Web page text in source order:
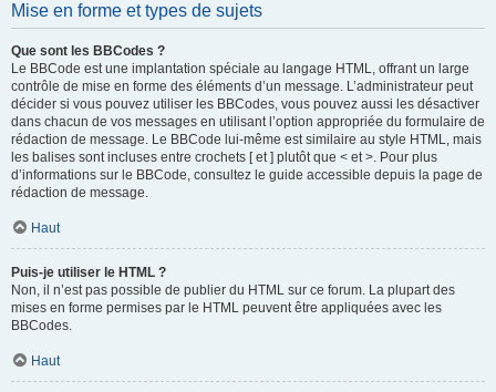
Mise en forme et types de sujets
Que sont les BBCodes ?
Le BBCode est une implantation spéciale au langage HTML, offrant un large
contrôle de mise en forme des éléments d’un message. L’administrateur peut
décider si vous pouvez utiliser les BBCodes, vous pouvez aussi les désactiver
dans chacun de vos messages en utilisant l’option appropriée du formulaire de
rédaction de message. Le BBCode lui-même est similaire au style HTML, mais
les balises sont incluses entre crochets [ et ] plutôt que < et >. Pour plus
d’informations sur le BBCode, consultez le guide accessible depuis la page de
rédaction de message.
Haut
Puis-je utiliser le HTML ?
Non, il n’est pas possible de publier du HTML sur ce forum. La plupart des
mises en forme permises par le HTML peuvent être appliquées avec les
BBCodes.
Haut